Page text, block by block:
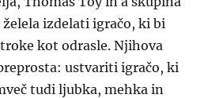
izdelati igračo, ki bi
kot odrasle. Njihova
ustvariti igračo, ki
tudi ljubka, mehka in